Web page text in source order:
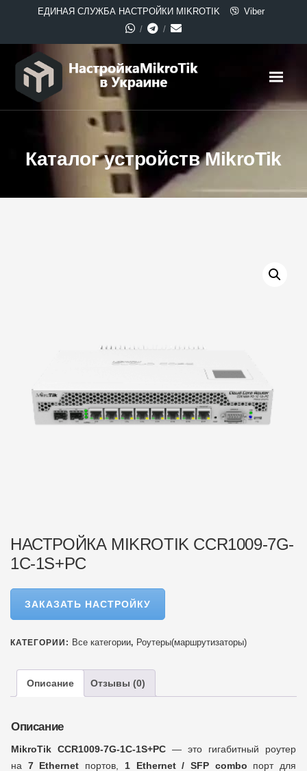
ЕДИНАЯ СЛУЖБА НАСТРОЙКИ MIKROTIK Viber
Каталог устройств MikroTik
НАСТРОЙКА MIKROTIK CCR1009-7G-
1C-1S+PC
ЗАКАЗАТЬ НАСТРОЙКУ
КАТЕГОРИИ: Все категории, Роутеры(маршрутизаторы)
Описание Отзывы (0)
Описание
MikroTik CCR1009-7G-1C-1S+PC — это гигабитный роутер
на 7 Ethernet портов, 1 Ethernet / SFP combo порт для